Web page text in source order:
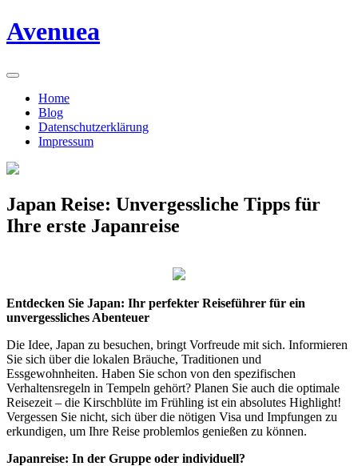
Skip
to
Avenuea
Home
Blog
Datenschutzerklärung
Impressum
Japan Reise: Unvergessliche Tipps für
Ihre erste Japanreise
Entdecken Sie Japan: Ihr perfekter Reiseführer für ein
unvergessliches Abenteuer
Die Idee, Japan zu besuchen, bringt Vorfreude mit sich. Informieren
Sie sich über die lokalen Bräuche, Traditionen und
Essgewohnheiten. Haben Sie schon von den spezifischen
Verhaltensregeln in Tempeln gehört? Planen Sie auch die optimale
Reisezeit – die Kirschblüte im Frühling ist ein absolutes Highlight!
Vergessen Sie nicht, sich über die nötigen Visa und Impfungen zu
erkundigen, um Ihre Reise problemlos genießen zu können.
Japanreise: In der Gruppe oder individuell?